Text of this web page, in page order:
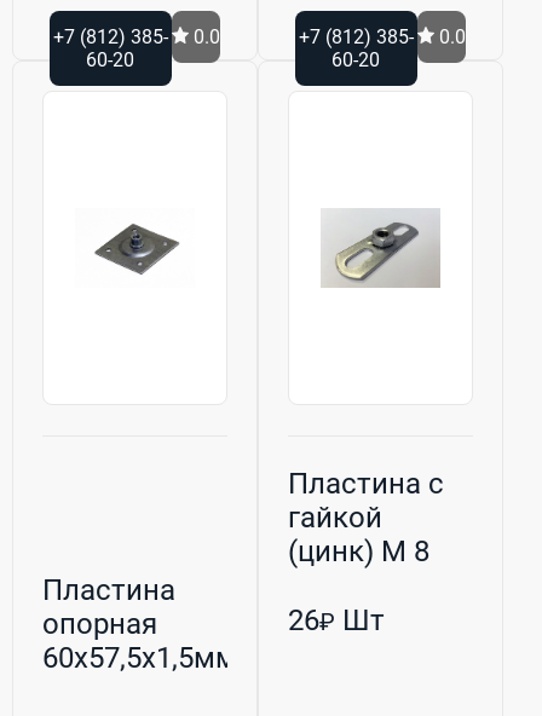
+7 (812) 385-
60-20
0.0
+7 (812) 385-
60-20
0.0
Пластина
опорная
60х57,5х1,5мм
Пластина с
гайкой
(цинк) M 8
26₽ Шт